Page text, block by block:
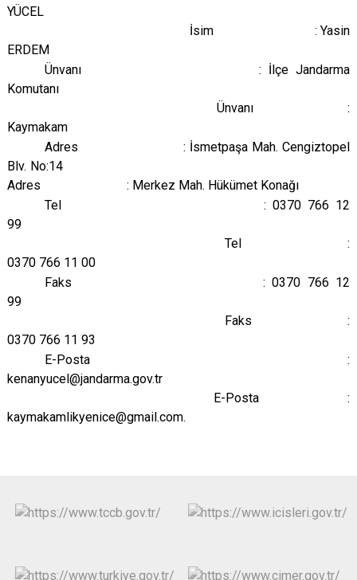
YÜCEL
İsim : Yasin
ERDEM
Ünvanı : İlçe Jandarma
Komutanı
Ünvanı :
Kaymakam
Adres : İsmetpaşa Mah. Cengiztopel
Blv. No:14
Adres : Merkez Mah. Hükümet Konağı
Tel : 0370 766 12
99
Tel :
0370 766 11 00
Faks : 0370 766 12
99
Faks :
0370 766 11 93
E-Posta :
kenanyucel@jandarma.gov.tr
E-Posta :
kaymakamlikyenice@gmail.com.